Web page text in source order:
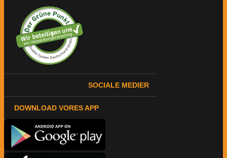
SOCIALE MEDIER
DOWNLOAD VORES APP